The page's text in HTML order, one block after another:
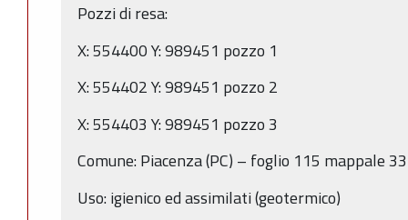
Pozzi di resa:
X: 554400 Y: 989451 pozzo 1
X: 554402 Y: 989451 pozzo 2
X: 554403 Y: 989451 pozzo 3
Comune: Piacenza (PC) – foglio 115 mappale 33
Uso: igienico ed assimilati (geotermico)